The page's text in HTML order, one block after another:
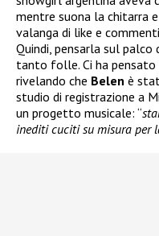
mentre suona la chitarra
valanga di like e
Quindi, pensarla sul palco
tanto folle. Ci ha pensato
rivelando che Belen è
studio di registrazione a
un progetto musicale: “
inediti cuciti su misura per